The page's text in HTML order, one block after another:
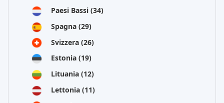
Paesi Bassi (34)
Spagna (29)
Svizzera (26)
Estonia (19)
Lituania (12)
Lettonia (11)